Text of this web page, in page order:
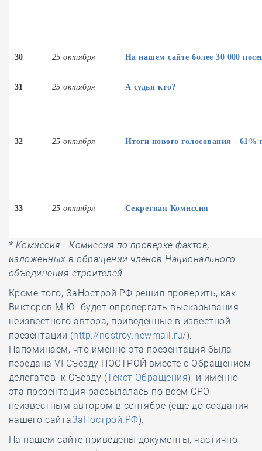
30 25 октября На нашем сайте более 30 000
31 25 октября А судьи кто?
32 25 октября Итоги нового голосования - 61%
33 25 октября Секретная Комиссия
* Комиссия - Комиссия по проверке фактов,
изложенных в обращении членов Национального
объединения строителей
Кроме того, ЗаНострой.РФ решил проверить, как
Викторов М.Ю. будет опровергать высказывания
неизвестного автора, приведенные в известной
презентации (http://nostroy.newmail.ru/).
Напоминаем, что именно эта презентация была
передана VI Съезду НОСТРОЙ вместе с Обращением
делегатов к Съезду (Текст Обращения), и именно
эта презентация рассылалась по всем СРО
неизвестным автором в сентябре (еще до создания
нашего сайтаЗаНострой.РФ).
На нашем сайте приведены документы, частично